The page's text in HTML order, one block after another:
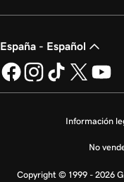
España - Español
Información
No
Copyright © 1999 - 2026